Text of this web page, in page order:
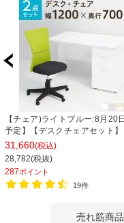
【チェア)ライトブルー:8月20
予定】【デスクチェアセット】
ィスデスク 事務机 スチールデ
袖机 1200×700 + メッシュチェ
ャットチェア セット
31,660(税込)
28,782(税抜)
287ポイント
19件
売れ筋商